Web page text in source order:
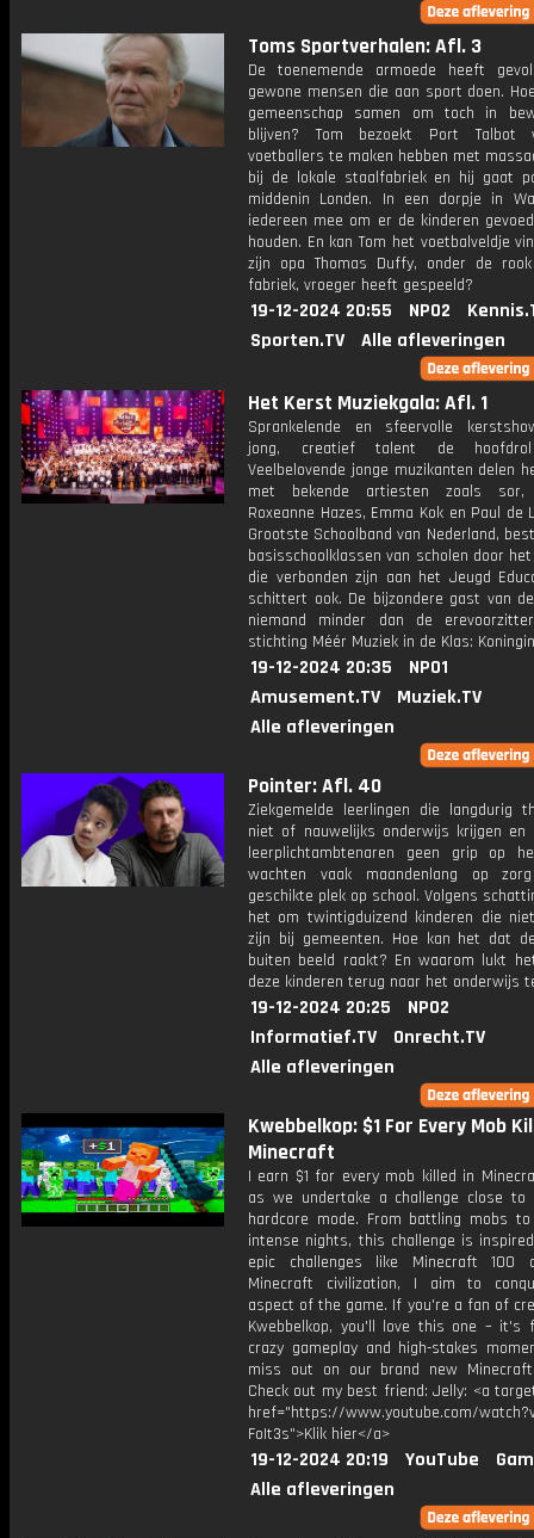
Toms Sportverhalen: Afl. 3
De toenemende armoede heeft
gewone mensen die aan sport doen.
gemeenschap samen om toch in
blijven? Tom bezoekt Port Talbot
voetballers te maken hebben met
bij de lokale staalfabriek en hij gaat
middenin Londen. In een dorpje in
iedereen mee om er de kinderen
houden. En kan Tom het voetbalveldje
zijn opa Thomas Duffy, onder de
fabriek, vroeger heeft gespeeld?
19-12-2024 20:55 NPO2
Sporten.TV
Alle afleveringen
Het Kerst Muziekgala: Afl. 1
Sprankelende en sfeervolle
jong, creatief talent de
Veelbelovende jonge muzikanten delen
met bekende artiesten zoals sor,
Roxeanne Hazes, Emma Kok en Paul de
Grootste Schoolband van Nederland,
basisschoolklassen van scholen door
die verbonden zijn aan het Jeugd
schittert ook. De bijzondere gast van
niemand minder dan de
stichting Méér Muziek in de Klas:
19-12-2024 20:35
NPO1
Amusement.TV
Muziek.TV
Alle afleveringen
Pointer: Afl. 40
Ziekgemelde leerlingen die langdurig
niet of nauwelijks onderwijs krijgen en
leerplichtambtenaren geen grip op
wachten vaak maandenlang op
geschikte plek op school. Volgens
het om twintigduizend kinderen die
zijn bij gemeenten. Hoe kan het dat
buiten beeld raakt? En waarom lukt
deze kinderen terug naar het onderwijs
19-12-2024 20:25
NPO2
Informatief.TV
Onrecht.TV
Alle afleveringen
Kwebbelkop: $1 For Every Mob
Minecraft
I earn $1 for every mob killed in
as we undertake a challenge close to
hardcore mode. From battling mobs
intense nights, this challenge is
epic challenges like Minecraft 100
Minecraft civilization, I aim to
aspect of the game. If you're a fan of
Kwebbelkop, you'll love this one – it's
crazy gameplay and high-stakes
miss out on our brand new
Check out my best friend: Jelly: <a
href="https://www.youtube.com/
FoIt3s">Klik hier</a>
19-12-2024 20:19 YouTube
Alle afleveringen